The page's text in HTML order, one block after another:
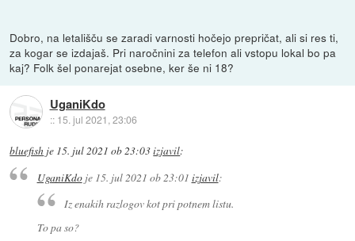
Dobro, na letališču se zaradi varnosti hočejo prepričat, ali si res ti,
za kogar se izdajaš. Pri naročnini za telefon ali vstopu lokal bo pa
kaj? Folk šel ponarejat osebne, ker še ni 18?
UganiKdo
:: 15. jul 2021, 23:06
bluefish je 15. jul 2021 ob 23:03izjavil:
UganiKdoje 15. jul 2021 ob 23:01 izjavil:
Iz enakih razlogov kot pri potnem listu.
To pa so?